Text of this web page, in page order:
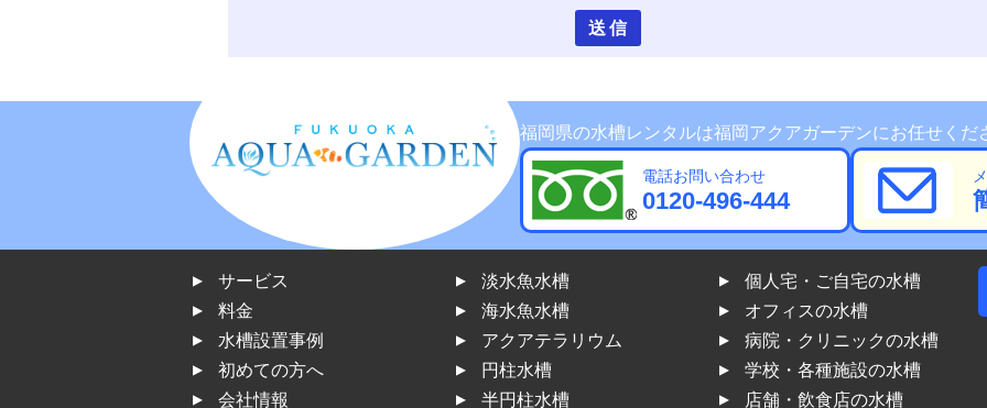
福岡県の水槽レンタルは福岡アクアガーデンにお任せくだ
電話お問い合わせ
0120-496-444
サービス
料金
水槽設置事例
初めての方へ
会社情報
淡水魚水槽
海水魚水槽
アクアテラリウム
円柱水槽
半円柱水槽
個人宅・ご自宅の水槽
オフィスの水槽
病院・クリニックの水槽
学校・各種施設の水槽
店舗・飲食店の水槽